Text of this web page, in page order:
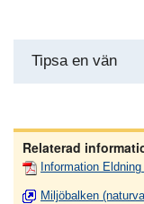
Tipsa en vän
Relaterad
Information
Miljöbalken